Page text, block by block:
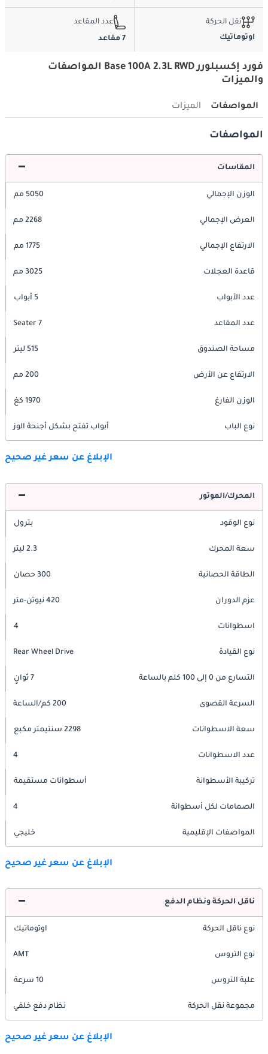
نقل الحركة
اوتوماتيك
عدد المقاعد
7 مقاعد
فورد إكسبلورر Base 100A 2.3L RWD المواصفات
والميزات
المواصفات الميزات
المواصفات
المقاسات
الوزن الإجمالي 5050 مم
العرض الإجمالي 2268 مم
الارتفاع الإجمالي 1775 مم
قاعدة العجلات 3025 مم
عدد الأبواب 5 أبواب
عدد المقاعد 7 Seater
مساحة الصندوق 515 ليتر
الارتفاع عن الأرض 200 مم
الوزن الفارغ 1970 كغ
نوع الباب أبواب تفتح بشكل أجنحة الوز
الإبلاغ عن سعر غير صحيح
المحرك/الموتور
نوع الوقود بترول
سعة المحرك 2.3 ليتر
الطاقة الحصانية 300 حصان
عزم الدوران 420 نيوتن-متر
اسطوانات 4
نوع القيادة Rear Wheel Drive
التسارع من 0 إلى 100 كلم بالساعة 7 ثوانٍ
السرعة القصوى 200 كم/الساعة
سعة الاسطوانات 2298 سنتيمتر مكبع
عدد الاسطوانات 4
تركيبة الأسطوانة أسطوانات مستقيمة
الصمامات لكل أسطوانة 4
المواصفات الإقليمية خليجي
الإبلاغ عن سعر غير صحيح
ناقل الحركة ونظام الدفع
نوع ناقل الحركة اوتوماتيك
نوع التروس AMT
علبة التروس 10 سرعة
مجموعة نقل الحركة نظام دفع خلفي
الإبلاغ عن سعر غير صحيح